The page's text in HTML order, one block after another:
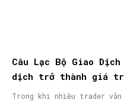
Câu Lạc Bộ Giao
dịch trở thành giá
Trong khi nhiều trader